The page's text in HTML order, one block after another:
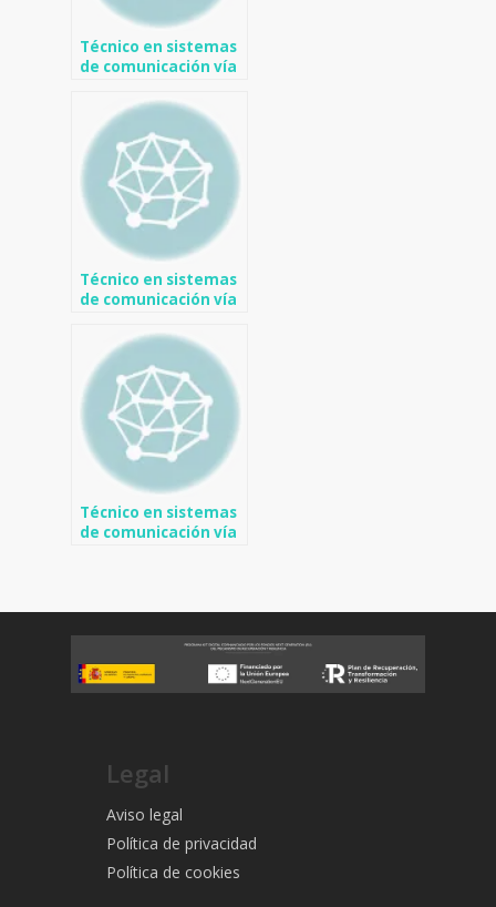
Técnico en sistemas
de comunicación vía
Técnico en sistemas
de comunicación vía
Técnico en sistemas
de comunicación vía
Legal
Aviso legal
Política de privacidad
Política de cookies